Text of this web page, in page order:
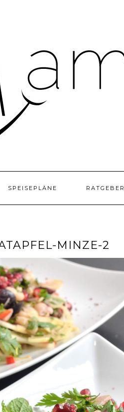
SPEISEPLÄNE RATGEBER
MINZE-2